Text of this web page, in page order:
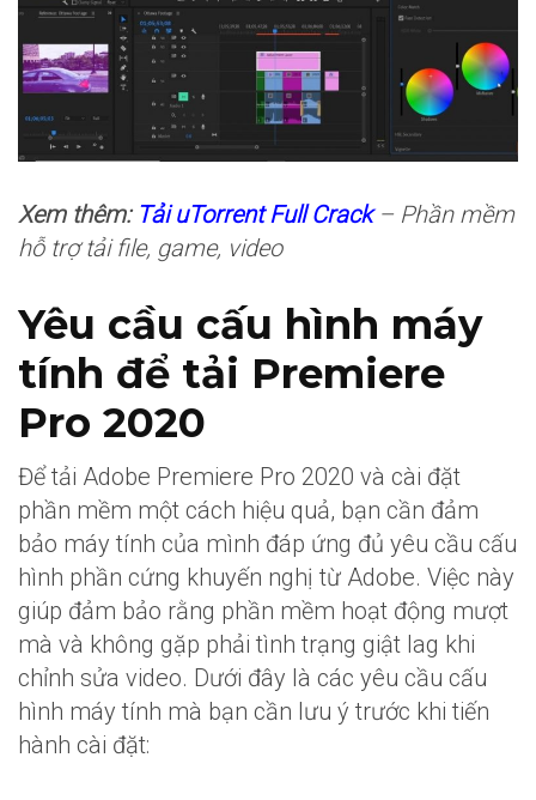
Xem thêm: Tải uTorrent Full Crack – Phần mềm
hỗ trợ tải file, game, video
Yêu cầu cấu hình máy
tính để tải Premiere
Pro 2020
Để tải Adobe Premiere Pro 2020 và cài đặt
phần mềm một cách hiệu quả, bạn cần đảm
bảo máy tính của mình đáp ứng đủ yêu cầu cấu
hình phần cứng khuyến nghị từ Adobe. Việc này
giúp đảm bảo rằng phần mềm hoạt động mượt
mà và không gặp phải tình trạng giật lag khi
chỉnh sửa video. Dưới đây là các yêu cầu cấu
hình máy tính mà bạn cần lưu ý trước khi tiến
hành cài đặt: